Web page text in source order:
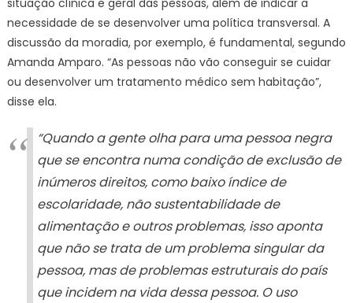
situação clínica e geral das pessoas, além de indicar a
necessidade de se desenvolver uma política transversal. A
discussão da moradia, por exemplo, é fundamental, segundo
Amanda Amparo. “As pessoas não vão conseguir se cuidar
ou desenvolver um tratamento médico sem habitação”,
disse ela.
“Quando a gente olha para uma pessoa negra
que se encontra numa condição de exclusão de
inúmeros direitos, como baixo índice de
escolaridade, não sustentabilidade de
alimentação e outros problemas, isso aponta
que não se trata de um problema singular da
pessoa, mas de problemas estruturais do país
que incidem na vida dessa pessoa. O uso